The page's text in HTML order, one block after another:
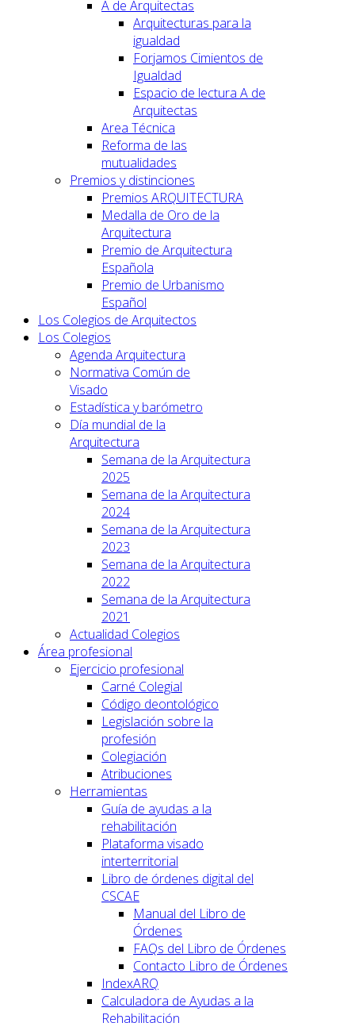
A de Arquitectas
Arquitecturas para la
igualdad
Forjamos Cimientos de
Igualdad
Espacio de lectura A de
Arquitectas
Area Técnica
Reforma de las
mutualidades
Premios y distinciones
Premios ARQUITECTURA
Medalla de Oro de la
Arquitectura
Premio de Arquitectura
Española
Premio de Urbanismo
Español
Los Colegios de Arquitectos
Los Colegios
Agenda Arquitectura
Normativa Común de
Visado
Estadística y barómetro
Día mundial de la
Arquitectura
Semana de la Arquitectura
2025
Semana de la Arquitectura
2024
Semana de la Arquitectura
2023
Semana de la Arquitectura
2022
Semana de la Arquitectura
2021
Actualidad Colegios
Área profesional
Ejercicio profesional
Carné Colegial
Código deontológico
Legislación sobre la
profesión
Colegiación
Atribuciones
Herramientas
Guía de ayudas a la
rehabilitación
Plataforma visado
interterritorial
Libro de órdenes digital del
CSCAE
Manual del Libro de
Órdenes
FAQs del Libro de Órdenes
Contacto Libro de Órdenes
IndexARQ
Calculadora de Ayudas a la
Rehabilitación